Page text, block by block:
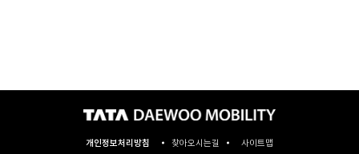
개인정보처리방침 찾아오시는길 사이트맵